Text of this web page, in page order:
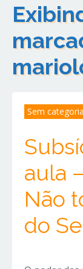
Sem categoria
aula
Não
do